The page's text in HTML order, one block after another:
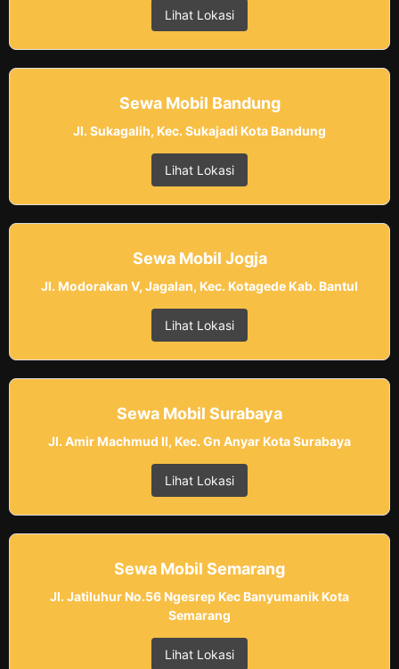
Lihat Lokasi
Sewa Mobil Bandung
Jl. Sukagalih, Kec. Sukajadi Kota Bandung
Lihat Lokasi
Sewa Mobil Jogja
Jl. Modorakan V, Jagalan, Kec. Kotagede Kab. Bantul
Lihat Lokasi
Sewa Mobil Surabaya
Jl. Amir Machmud II, Kec. Gn Anyar Kota Surabaya
Lihat Lokasi
Sewa Mobil Semarang
Jl. Jatiluhur No.56 Ngesrep Kec Banyumanik Kota
Semarang
Lihat Lokasi